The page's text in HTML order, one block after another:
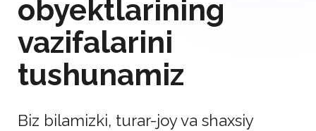
UYLAR, YANGI
ishonchli, balki interyerga estetik
jihatdan mos kelishi, uzoq yillar
davomida qulaylikni ta’minlashi kerak